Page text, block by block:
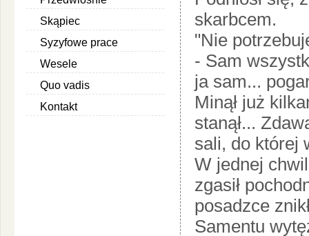
Skąpiec
Syzyfowe prace
Wesele
Quo vadis
Kontakt
skarbcem.
"Nie
- Sam
ja sam...
Minął już
stanął...
sali, do której
W jednej
zgasił
posadzce
Samentu